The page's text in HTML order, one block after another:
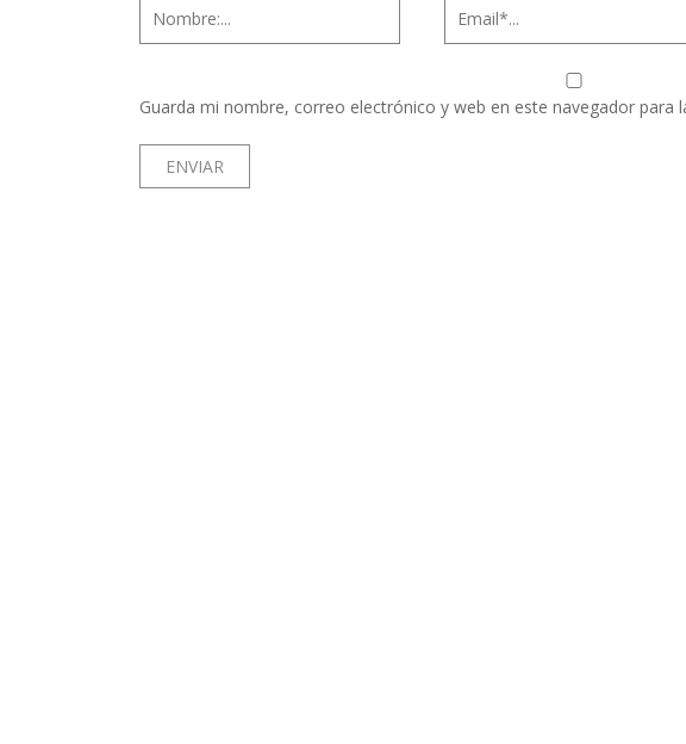
Guarda mi nombre, correo electrónico y web en este navegador para